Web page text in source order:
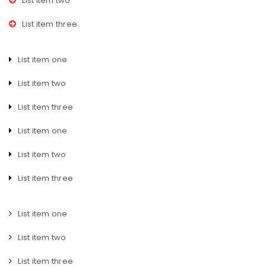
List item three
List item one
List item two
List item three
List item one
List item two
List item three
List item one
List item two
List item three